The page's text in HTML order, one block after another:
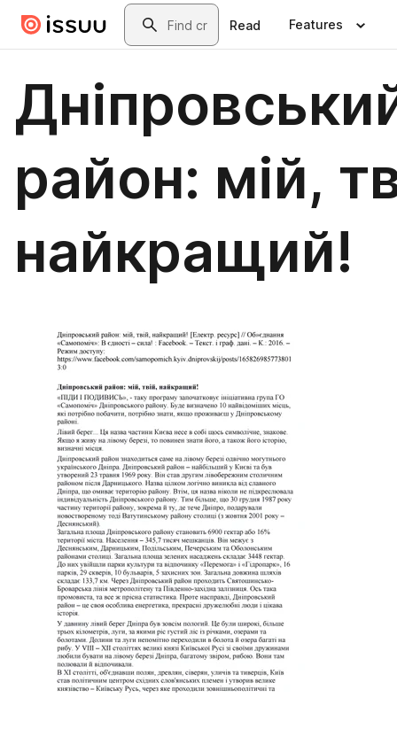
Skip to main contentSearch
Read Features
район: мій,
найкращий!